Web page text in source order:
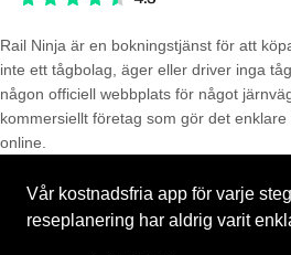
Rail Ninja är en bokningstjänst för att
inte ett tågbolag, äger eller driver inga
någon officiell webbplats för något
kommersiellt företag som gör det
online.
Vår kostnadsfria app för varje
reseplanering har aldrig varit